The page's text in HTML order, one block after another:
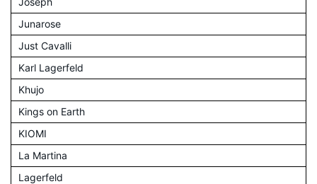
Junarose
Just Cavalli
Karl Lagerfeld
Khujo
Kings on Earth
KIOMI
La Martina
Lagerfeld